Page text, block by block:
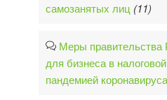
самозанятых лиц (11)
Меры правительства
для бизнеса в
пандемией коронавируса